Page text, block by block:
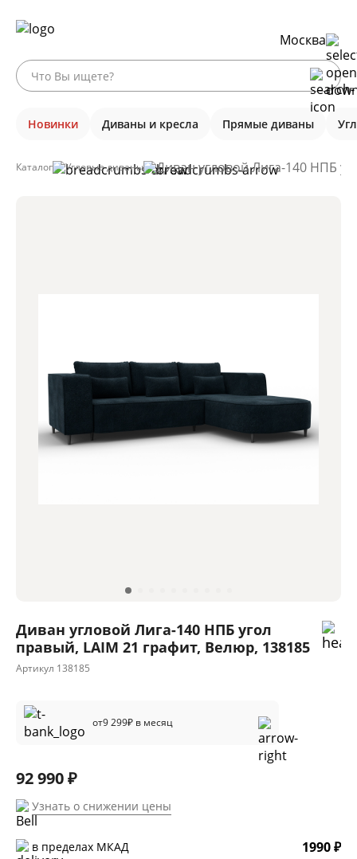
Москва
Новинки Диваны и кресла Прямые диваны
Каталог Угловые диваны Диван угловой Лига-140 НПБ
Диван угловой Лига-140 НПБ угол
правый, LAIM 21 графит, Велюр, 138185
Артикул 138185
от9 299₽ в месяц
92 990 ₽
Узнать о снижении цены
в пределах МКАД 1990 ₽